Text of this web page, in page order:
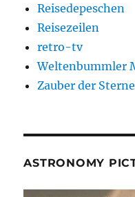
Reisedepeschen
Reisezeilen
retro-tv
Weltenbummler
Zauber der Sterne
ASTRONOMY